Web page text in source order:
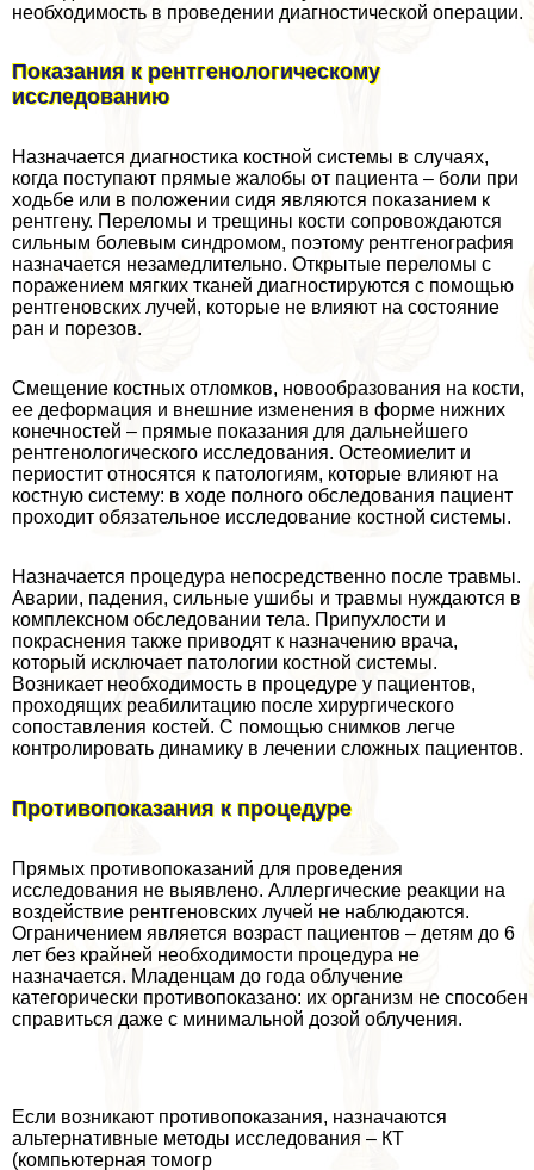
необходимость в проведении диагностической операции.
Показания к рентгенологическому
исследованию
Назначается диагностика костной системы в случаях,
когда поступают прямые жалобы от пациента – боли при
ходьбе или в положении сидя являются показанием к
рентгену. Переломы и трещины кости сопровождаются
сильным болевым синдромом, поэтому рентгенография
назначается незамедлительно. Открытые переломы с
поражением мягких тканей диагностируются с помощью
рентгеновских лучей, которые не влияют на состояние
ран и порезов.
Смещение костных отломков, новообразования на кости,
ее деформация и внешние изменения в форме нижних
конечностей – прямые показания для дальнейшего
рентгенологического исследования. Остеомиелит и
периостит относятся к патологиям, которые влияют на
костную систему: в ходе полного обследования пациент
проходит обязательное исследование костной системы.
Назначается процедypa непосредственно после травмы.
Аварии, падения, сильные ушибы и травмы нуждаются в
комплексном обследовании тела. Припухлости и
покраснения также приводят к назначению врача,
который исключает патологии костной системы.
Возникает необходимость в процедуре у пациентов,
проходящих реабилитацию после хирургического
сопоставления костей. С помощью снимков легче
контролировать динамику в лечении сложных пациентов.
Противопоказания к процедуре
Прямых противопоказаний для проведения
исследования не выявлено. Аллергические реакции на
воздействие рентгеновских лучей не наблюдаются.
Ограничением является возраст пациентов – детям до 6
лет без крайней необходимости процедypa не
назначается. Младенцам до года облучение
категорически противопоказано: их организм не способен
справиться даже с минимальной дозой облучения.
Если возникают противопоказания, назначаются
альтернативные методы исследования – КТ
(компьютерная томогр